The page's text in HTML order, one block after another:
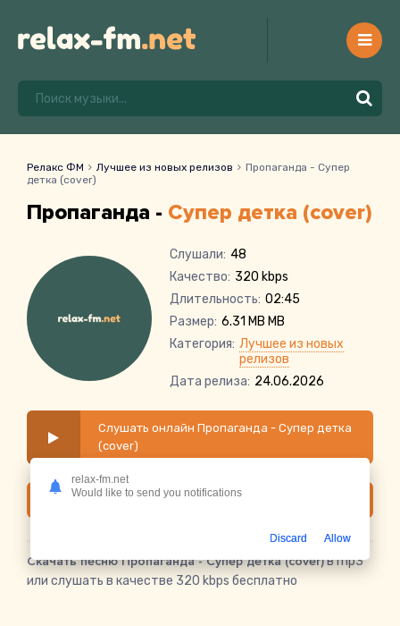
Релакс ФМ Лучшее из новых релизов
Пропаганда - Супер
детка (cover)
Пропаганда - Супер детка (cover)
Слушали: 48
Качество: 320 kbps
Длительность: 02:45
Размер: 6.31 MB MB
Категория: Лучшее из новых
релизов
Дата релиза: 24.06.2026
Слушать онлайн Пропаганда - Супер детка
(cover)
Скачать
Скачать песню Пропаганда - Супер детка (cover)в mp3
или слушать в качестве 320 kbps бесплатно
relax-fm.net
Would like to send you notifications
Discard Allow